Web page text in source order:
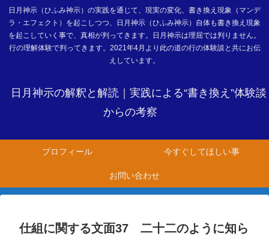
日月神示（ひふみ神示）の実践を通じて、現実の変化、書き換え現象（マンデ
ラ・エフェクト）を起こしつつ、日月神示（ひふみ神示）自体も書き換え現象
を起こしていく事で、真相が判ってきます。日月神示は理屈では判りません。
行の理解体験で判ってきます。2021年4月より此の道の行の体験談と共にお伝
えしています。
日月神示の解釈と解読｜実践による“書き換え”体験談
からの考察
プロフィール 今すぐしてほしい事
お問い合わせ
仕組に関する文面37 二十二のように知ら